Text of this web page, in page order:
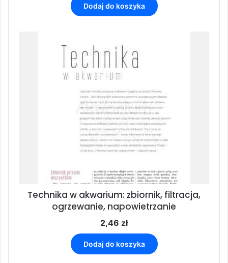
Dodaj do koszyka
Technika w akwarium: zbiornik, filtracja,
ogrzewanie, napowietrzanie
2,46 zł
Dodaj do koszyka